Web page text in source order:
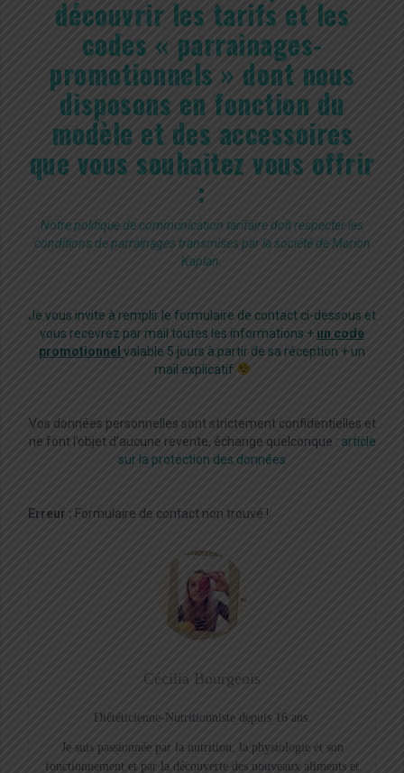
découvrir les tarifs et les
codes « parrainages-
promotionnels » dont nous
disposons en fonction du
modèle et des accessoires
que vous souhaitez vous offrir
:
Notre politique de communication tarifaire doit respecter les
conditions de parrainages transmises par la société de Marion
Kaplan.
Je vous invite à remplir le formulaire de contact ci-dessous et
vous recevrez par mail toutes les informations + un code
promotionnel valable 5 jours à partir de sa réception + un
mail explicatif
Vos données personnelles sont strictement confidentielles et
ne font l’objet d’aucune revente, échange quelconque : article
sur la protection des données
Erreur : Formulaire de contact non trouvé !
Cécilia Bourgeois
Diététicienne-Nutritionniste depuis 16 ans.
Je suis passionnée par la nutrition, la physiologie et son
fonctionnement et par la découverte des nouveaux aliments et